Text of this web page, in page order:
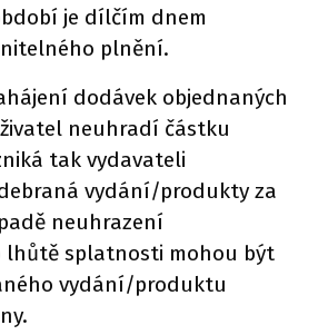
je dílčím dnem
plnění.
dodávek objednaných
neuhradí částku
tak vydavateli
vydání/produkty za
neuhrazení
lhůtě splatnosti mohou být
vydání/produktu